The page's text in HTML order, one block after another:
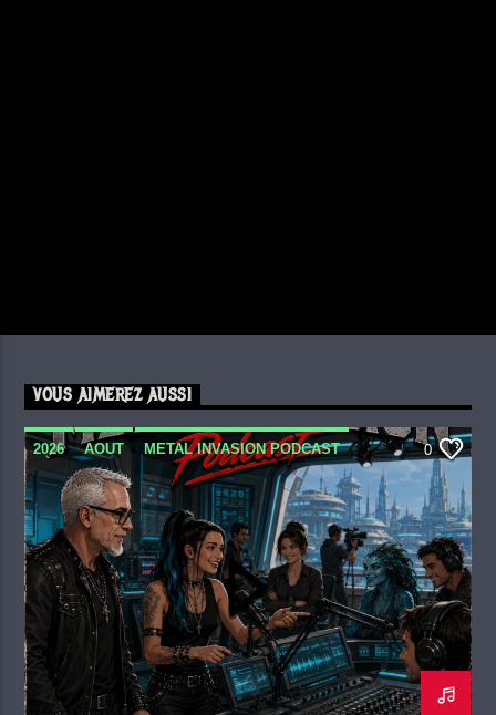
VOUS AIMEREZ AUSSI
2026 AOUT METAL INVASION PODCAST 0